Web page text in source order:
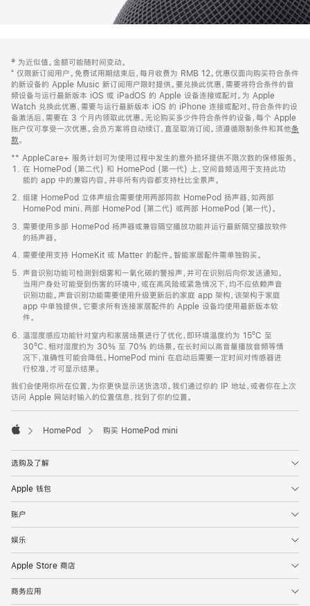
页
页
脚
注
‡ 为近似值。金额可能随时间变动。
⁺ 仅限新订阅用户。免费试用期结束后，每月收费为 RMB 12。优惠仅面向购买符合条件
的新设备的 Apple Music 新订阅用户限时提供。要兑换此优惠，需要将符合条件的音
频设备与运行最新版本 iOS 或 iPadOS 的 Apple 设备连接或配对。为 Apple
Watch 兑换此优惠，需要与运行最新版本 iOS 的 iPhone 连接或配对。符合条件的设
备激活后，需要在 3 个月内领取此优惠。无论购买多少件符合条件的设备，每个 Apple
账户仅可享受一次优惠。会员方案将自动续订，直至取消订阅。须遵循限制条件和其他条
款。
窗
口
中
打
开)
** AppleCare+ 服务计划可为使用过程中发生的意外损坏提供不限次数的保修服务。
在 HomePod (第二代) 和 HomePod (第一代) 上，空间音频适用于支持此功
能的 app 中的兼容内容。并非所有内容都支持杜比全景声。
组建 HomePod 立体声组合需要使用两部同款 HomePod 扬声器，如两部
HomePod mini、两部 HomePod (第二代) 或两部 HomePod (第一代)。
需要使用多部 HomePod 扬声器或兼容隔空播放功能并运行最新隔空播放软件
的扬声器。
需要使用支持 HomeKit 或 Matter 的配件。智能家居配件需单独购买。
声音识别功能可检测到烟雾和一氧化碳的警报声，并可在识别后向你发送通知。
当用户身处可能受到伤害的环境中，或在高风险或紧急情况下，均不应依赖声音
识别功能。声音识别功能需要使用升级更新后的家庭 app 架构，该架构于家庭
app 中单独提供。它要求所有连接家居配件的 Apple 设备均使用最新版本软
件。
温湿度感应功能针对室内和家居场景进行了优化，即环境温度约为 15ºC 至
30ºC、相对湿度约为 30% 至 70% 的场景。在长时间以高音量播放音频等情
况下，准确性可能会降低。HomePod mini 在启动后需要一定时间对传感器进
行校准，才可显示结果。
我们会使用你所在位置，为你更快显示送货选项。我们通过你的 IP 地址，或者你在上次
访问 Apple 网站时输入的位置信息，找到了你的位置。
HomePod 购买 HomePod mini
选购及了解
Apple 钱包
账户
娱乐
Apple Store 商店
商务应用